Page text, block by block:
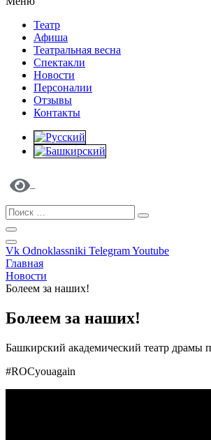
Театр
Афиша
Театральная весна
Спектакли
Новости
Персоналии
Отзывы
Контакты
Vk Odnoklassniki TelegramYoutube
Главная
Новости
Болеем за наших!
Болеем за наших!
Башкирский академический театр
#ROCyouagain